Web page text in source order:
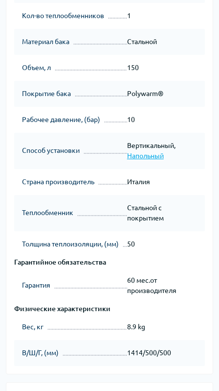
Кол-во теплообменников 1
Материал бака Стальной
Объем, л 150
Покрытие бака Polywarm®
Рабочее давление, (бар) 10
Способ установки
Вертикальный,
Напольный
Страна производитель Италия
Теплообменник
Стальной с
покрытием
Толщина теплоизоляции, (мм) 50
Гарантийное обязательства
Гарантия
60 мес.от
производителя
Физические характеристики
Вес, кг 8.9 kg
В/Ш/Г, (мм) 1414/500/500